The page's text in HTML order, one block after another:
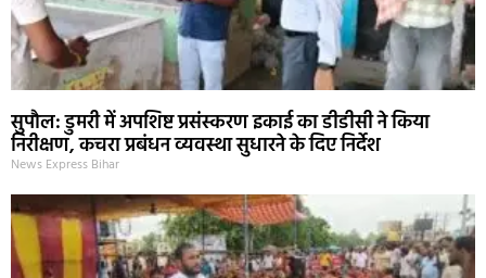
सुपौल: डुमरी में अपशिष्ट प्रसंस्करण इकाई का डीडीसी ने किया
निरीक्षण, कचरा प्रबंधन व्यवस्था सुधारने के दिए निर्देश
News Express Bihar